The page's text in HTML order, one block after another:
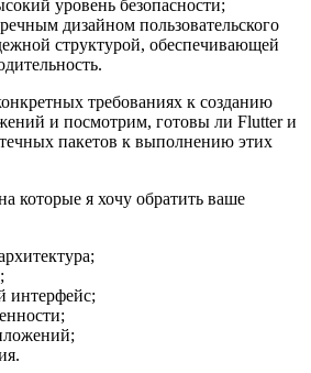
уровень безопасности;
дизайном пользовательского
структурой, обеспечивающей
требованиях к созданию
и посмотрим, готовы ли Flutter и
пакетов к выполнению этих
которые я хочу обратить ваше
интерфейс;